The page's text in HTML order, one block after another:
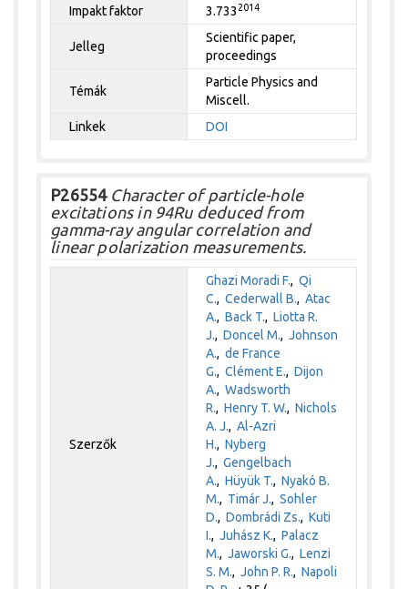
Impakt faktor
3.733 2014
Jelleg
Scientific paper,
proceedings
Témák
Particle Physics and
Miscell.
Linkek
DOI
P26554Character of particle-hole
excitations in 94Ru deduced from
gamma-ray angular correlation and
linear polarization measurements.
Szerzők
Ghazi Moradi F.,Qi
C.,Cederwall B.,Atac
A.,Back T.,Liotta R.
J.,Doncel M.,Johnson
A.,de France
G.,Clément E.,Dijon
A.,Wadsworth
R.,Henry T. W.,Nichols
A. J.,Al-Azri
H.,Nyberg
J.,Gengelbach
A.,Hüyük T.,Nyakó B.
M., Timár J.,Sohler
D.,Dombrádi Zs.,Kuti
I.,Juhász K.,Palacz
M.,Jaworski G.,Lenzi
S. M.,John P. R.,Napoli